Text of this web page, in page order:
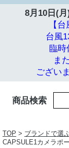
8月10日(
【
台風
臨時
ま
ござい
商品検索
TOP > ブランドで選
CAPSULE1カメラポ